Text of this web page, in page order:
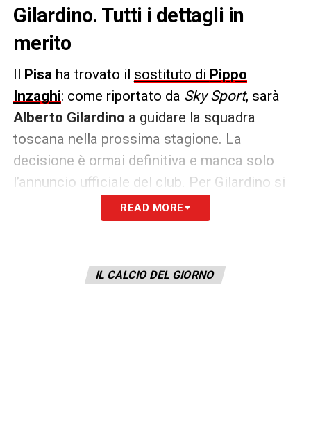
Gilardino. Tutti i dettagli in
merito
Il Pisa ha trovato il sostituto di Pippo
Inzaghi: come riportato da Sky Sport, sarà
Alberto Gilardino a guidare la squadra
toscana nella prossima stagione. La
decisione è ormai definitiva e manca solo
l’annuncio ufficiale del club. Per Gilardino si
tratta di un pronto ritorno in panchina dopo
l’esperienza al Genoa, terminata con
campione del mondo ha raggiunto un
accordo economico con il Pisa e firmerà un
READ MORE
IL CALCIO DEL GIORNO